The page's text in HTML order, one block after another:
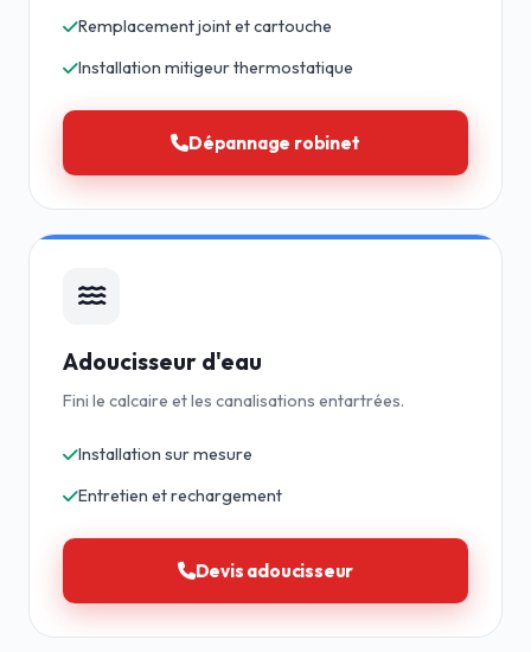
Remplacement joint et cartouche
Installation mitigeur thermostatique
Dépannage robinet
Adoucisseur d'eau
Fini le calcaire et les canalisations entartrées.
Installation sur mesure
Entretien et rechargement
Devis adoucisseur